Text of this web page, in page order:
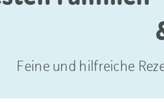
Feine und hilfreiche